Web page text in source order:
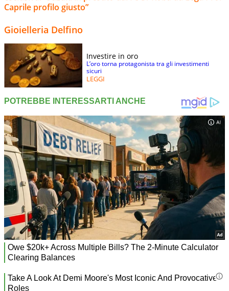
Caprile profilo giusto”
Gioielleria Delfino
Investire in oro
L’oro torna protagonista tra gli investimenti
sicuri
LEGGI